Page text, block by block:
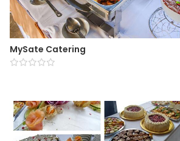
MySate Catering